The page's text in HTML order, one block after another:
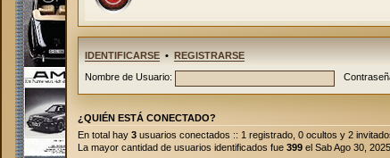
IDENTIFICARSE •
REGISTRARSE
Nombre de Usuario:
¿QUIÉN ESTÁ CONECTADO?
En total hay 3 usuarios conectados :: 1 registrado, 0 ocultos y 2
La mayor cantidad de usuarios identificados fue 399 el Sab Ago 30,